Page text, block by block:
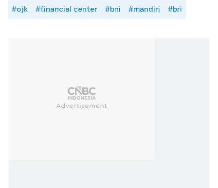
#ojk #financial center #bni #mandiri #bri